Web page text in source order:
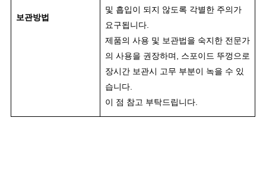
보관방법
및 흡입이 되지 않도록 각별한 주의가
요구됩니다.
제품의 사용 및 보관법을 숙지한 전문가
의 사용을 권장하며, 스포이드 뚜껑으로
장시간 보관시 고무 부분이 녹을 수 있
습니다.
이 점 참고 부탁드립니다.